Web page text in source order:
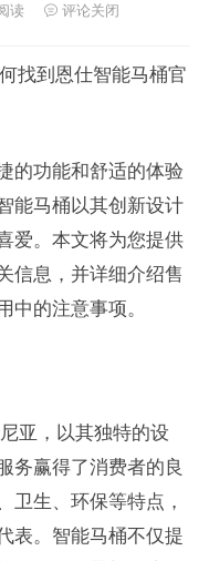
读 评论关闭
找到恩仕智能马桶官
的功能和舒适的体验
能马桶以其创新设计
爱。本文将为您提供
信息，并详细介绍售
中的注意事项。
亚，以其独特的设
务赢得了消费者的良
卫生、环保等特点，
表。智能马桶不仅提